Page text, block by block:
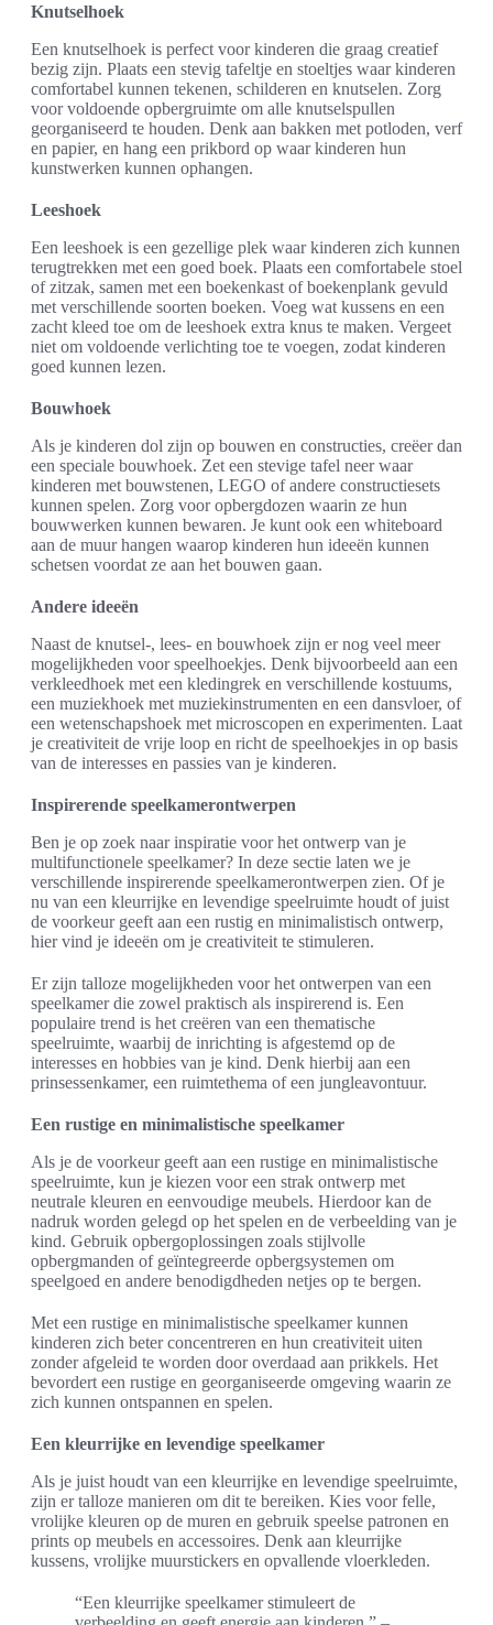
Knutselhoek
Een knutselhoek is perfect voor kinderen die graag creatief
bezig zijn. Plaats een stevig tafeltje en stoeltjes waar kinderen
comfortabel kunnen tekenen, schilderen en knutselen. Zorg
voor voldoende opbergruimte om alle knutselspullen
georganiseerd te houden. Denk aan bakken met potloden, verf
en papier, en hang een prikbord op waar kinderen hun
kunstwerken kunnen ophangen.
Leeshoek
Een leeshoek is een gezellige plek waar kinderen zich kunnen
terugtrekken met een goed boek. Plaats een comfortabele stoel
of zitzak, samen met een boekenkast of boekenplank gevuld
met verschillende soorten boeken. Voeg wat kussens en een
zacht kleed toe om de leeshoek extra knus te maken. Vergeet
niet om voldoende verlichting toe te voegen, zodat kinderen
goed kunnen lezen.
Bouwhoek
Als je kinderen dol zijn op bouwen en constructies, creëer dan
een speciale bouwhoek. Zet een stevige tafel neer waar
kinderen met bouwstenen, LEGO of andere constructiesets
kunnen spelen. Zorg voor opbergdozen waarin ze hun
bouwwerken kunnen bewaren. Je kunt ook een whiteboard
aan de muur hangen waarop kinderen hun ideeën kunnen
schetsen voordat ze aan het bouwen gaan.
Andere ideeën
Naast de knutsel-, lees- en bouwhoek zijn er nog veel meer
mogelijkheden voor speelhoekjes. Denk bijvoorbeeld aan een
verkleedhoek met een kledingrek en verschillende kostuums,
een muziekhoek met muziekinstrumenten en een dansvloer, of
een wetenschapshoek met microscopen en experimenten. Laat
je creativiteit de vrije loop en richt de speelhoekjes in op basis
van de interesses en passies van je kinderen.
Inspirerende speelkamerontwerpen
Ben je op zoek naar inspiratie voor het ontwerp van je
multifunctionele speelkamer? In deze sectie laten we je
verschillende inspirerende speelkamerontwerpen zien. Of je
nu van een kleurrijke en levendige speelruimte houdt of juist
de voorkeur geeft aan een rustig en minimalistisch ontwerp,
hier vind je ideeën om je creativiteit te stimuleren.
Er zijn talloze mogelijkheden voor het ontwerpen van een
speelkamer die zowel praktisch als inspirerend is. Een
populaire trend is het creëren van een thematische
speelruimte, waarbij de inrichting is afgestemd op de
interesses en hobbies van je kind. Denk hierbij aan een
prinsessenkamer, een ruimtethema of een jungleavontuur.
Een rustige en minimalistische speelkamer
Als je de voorkeur geeft aan een rustige en minimalistische
speelruimte, kun je kiezen voor een strak ontwerp met
neutrale kleuren en eenvoudige meubels. Hierdoor kan de
nadruk worden gelegd op het spelen en de verbeelding van je
kind. Gebruik opbergoplossingen zoals stijlvolle
opbergmanden of geïntegreerde opbergsystemen om
speelgoed en andere benodigdheden netjes op te bergen.
Met een rustige en minimalistische speelkamer kunnen
kinderen zich beter concentreren en hun creativiteit uiten
zonder afgeleid te worden door overdaad aan prikkels. Het
bevordert een rustige en georganiseerde omgeving waarin ze
zich kunnen ontspannen en spelen.
Een kleurrijke en levendige speelkamer
Als je juist houdt van een kleurrijke en levendige speelruimte,
zijn er talloze manieren om dit te bereiken. Kies voor felle,
vrolijke kleuren op de muren en gebruik speelse patronen en
prints op meubels en accessoires. Denk aan kleurrijke
kussens, vrolijke muurstickers en opvallende vloerkleden.
“Een kleurrijke speelkamer stimuleert de